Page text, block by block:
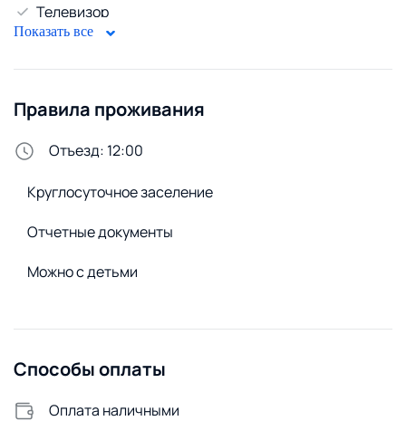
Телевизор
Спутниковое ТВ
Кабельное ТВ
WiFi
Домофон
Стирка и белье
Утюг
Сушилка для белья
Удобства снаружи
Показать все
Правила проживания
Отъезд: 12:00
Круглосуточное заселение
Отчетные документы
Можно с детьми
Способы оплаты
Оплата наличными